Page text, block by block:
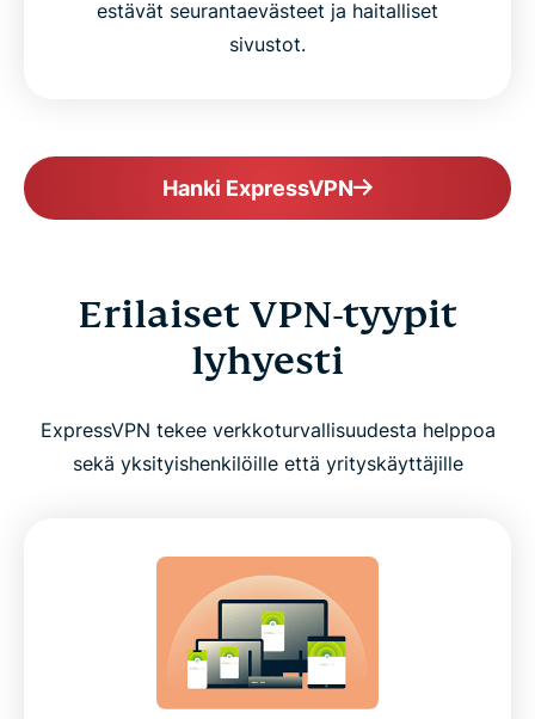
estävät seurantaevästeet ja haitalliset
sivustot.
Hanki ExpressVPN
Erilaiset VPN-tyypit
lyhyesti
ExpressVPN tekee verkkoturvallisuudesta helppoa
sekä yksityishenkilöille että yrityskäyttäjille